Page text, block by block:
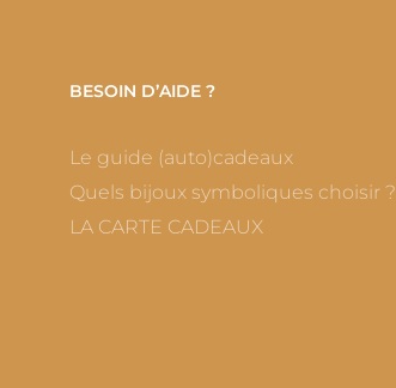
BESOIN D’AIDE ?
Le guide (auto)cadeaux
Quels bijoux symboliques choisir ?
LA CARTE CADEAUX